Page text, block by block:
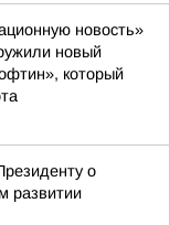
новость»
новый
который
о
развитии